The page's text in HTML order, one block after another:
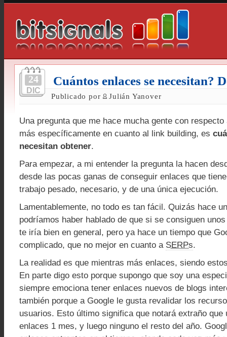
24
DIC
Cuántos enlaces se necesitan?
Publicado por Julián Yanover
Una pregunta que me hace mucha gente con
más específicamente en cuanto al link building, es
necesitan obtener.
Para empezar, a mi entender la pregunta la hacen
desde las pocas ganas de conseguir enlaces que
trabajo pesado, necesario, y de una única ejecución.
Lamentablemente, no todo es tan fácil. Quizás hace
podríamos haber hablado de que si se consiguen
te iría bien en general, pero ya hace un tiempo que
complicado, que no mejor en cuanto a SERPs.
La realidad es que mientras más enlaces, siendo
En parte digo esto porque supongo que soy una
siempre emociona tener enlaces nuevos de blogs
también porque a Google le gusta revalidar los
usuarios. Esto último significa que notará extraño que
enlaces 1 mes, y luego ninguno el resto del año.